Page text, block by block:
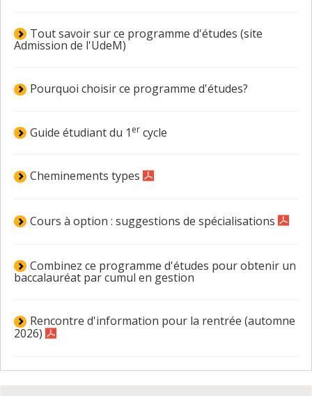
Tout savoir sur ce programme d'études (site
Admission de l'UdeM)
Pourquoi choisir ce programme d'études?
Guide étudiant du 1 er cycle
Cheminements types
Cours à option : suggestions de spécialisations
Combinez ce programme d'études pour obtenir un
baccalauréat par cumul en gestion
Rencontre d'information pour la rentrée (automne
2026)